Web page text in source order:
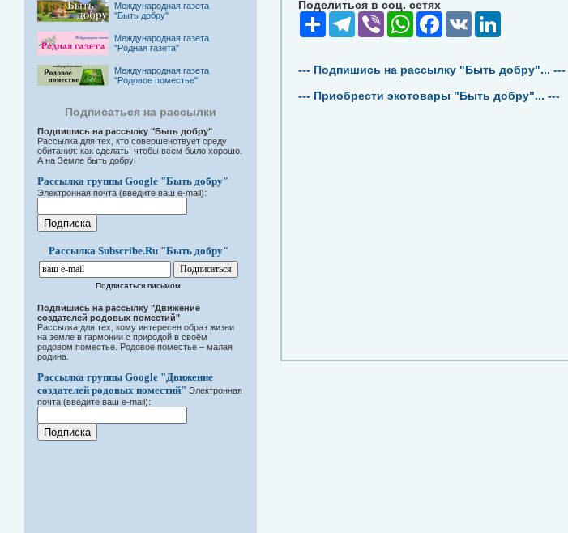
Международная газета
"Быть добру"
Международная газета
"Родная газета"
Международная газета
"Родовое поместье"
Подписаться на рассылки
Подпишись на рассылку "Быть добру"
Рассылка для тех, кто совершенствует среду
обитания: как сделать, чтобы всем было хорошо.
А на Земле быть добру!
Рассылка группы Google "Быть добру"
Электронная почта (введите ваш e-mail):
Рассылка Subscribe.Ru "Быть добру"
Подписаться письмом
Подпишись на рассылку "Движение
создателей родовых поместий"
Рассылка для тех, кому интересен образ жизни
на земле в гармонии с природой в своём
родовом поместье. Родовое поместье – малая
родина.
Рассылка группы Google "Движение
создателей родовых поместий" Электронная
почта (введите ваш e-mail):
Поделиться в соц. сетях
ShareTelegram
Viber WhatsAppFacebook
VK LinkedIn
--- Подпишись на рассылку "Быть добру"... ---
--- Приобрести экотовары "Быть добру"... ---